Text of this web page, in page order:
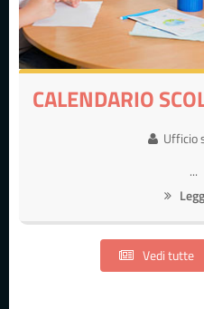
Ufficio
...
Vedi tutte